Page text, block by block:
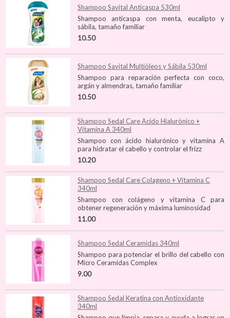
Shampoo Savital Anticaspa 530ml
Shampoo anticaspa con menta, eucalipto y
sábila, tamaño familiar
10.50
Shampoo Savital Multióleos y Sábila 530ml
Shampoo para reparación perfecta con coco,
argán y almendras, tamaño familiar
10.50
Shampoo Sedal Care Acido Hialurónico +
Vitamina A 340ml
Shampoo con ácido hialurónico y vitamina A
para hidratar el cabello y controlar el frizz
10.20
Shampoo Sedal Care Colageno + Vitamina C
340ml
Shampoo con colágeno y vitamina C para
obtener regeneración y máxima luminosidad
11.00
Shampoo Sedal Ceramidas 340ml
Shampoo para potenciar el brillo del cabello con
Micro Ceramidas Complex
9.00
Shampoo Sedal Keratina con Antioxidante
340ml